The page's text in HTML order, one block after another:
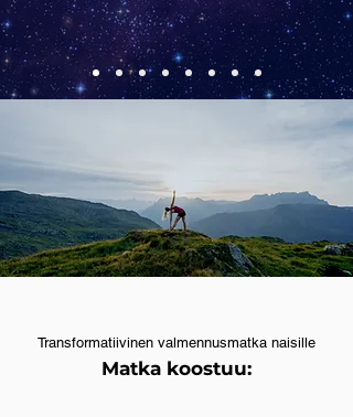
Transformatiivinen valmennusmatka naisille
Matka koostuu: